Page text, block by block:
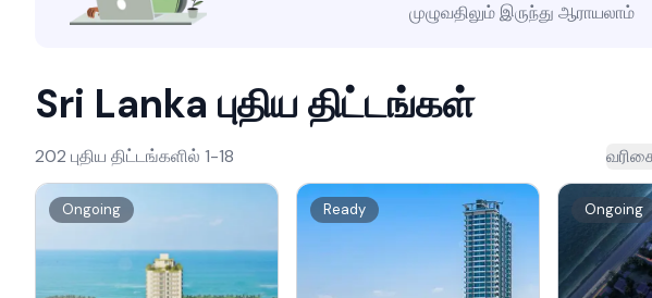
முழுவதிலும் இருந்து ஆராயலாம்
Sri Lanka புதிய திட்டங்கள்
202 புதிய திட்டங்களில் 1-18
Ongoing Ready Ongoing